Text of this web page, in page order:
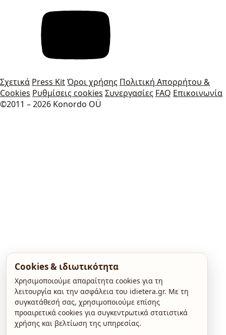
Σχετικά Press KitΌροι χρήσης Πολιτική Απορρήτου &
Cookies Ρυθμίσεις cookies Συνεργασίες FAQ Επικοινωνία
©2011 – 2026 Konordo OÜ
Cookies & ιδιωτικότητα
Χρησιμοποιούμε απαραίτητα cookies για τη
λειτουργία και την ασφάλεια του idietera.gr. Με τη
συγκατάθεσή σας, χρησιμοποιούμε επίσης
προαιρετικά cookies για συγκεντρωτικά στατιστικά
χρήσης και βελτίωση της υπηρεσίας.